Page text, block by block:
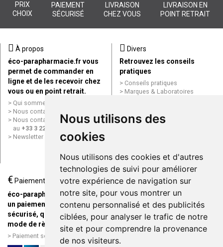
Nous utilisons des
cookies
Nous utilisons des cookies et d'autres
technologies de suivi pour améliorer
votre expérience de navigation sur
notre site, pour vous montrer un
contenu personnalisé et des publicités
ciblées, pour analyser le trafic de notre
site et pour comprendre la provenance
de nos visiteurs.
PRIX
CHOIX
PAIEMENT
SÉCURISÉ
LIVRAISON
CHEZ VOUS
LIVRAISON EN
POINT RETRAIT
À propos
éco-parapharmacie.fr vous
permet de commander en
ligne et de les recevoir chez
vous ou en point retrait.
Qui sommes nous ?
Nous contacter par e-mail
Nous contacter par téléphone
au +33 3 22 71 64 10
Newsletter
Divers
Retrouvez les conseils
pratiques
Conseils pratiques
Marques & Laboratoires
Mentions légales
Données personnelles
ligne
€ Paiement
éco-parapharmacie.fr offre
un paiement entièrement
sécurisé, quel que soit le
mode de règlement
Paiement sécurisé et simple
Livraison / Point retrait
Commandez en ligne et
recevez votre commande
rapidement chez vous ou en
point retrait
Livraison chez vous ou en